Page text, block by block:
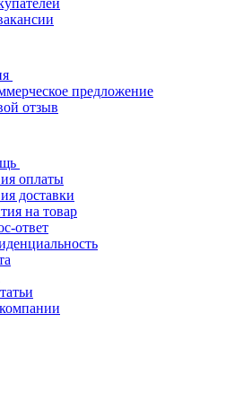
предложение
отзыв
оплаты
доставки
на товар
ответ